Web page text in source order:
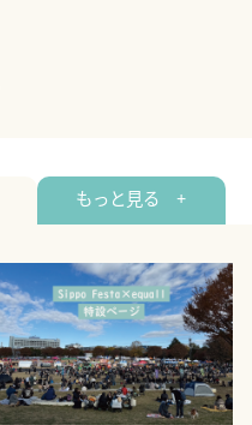
もっと見る +